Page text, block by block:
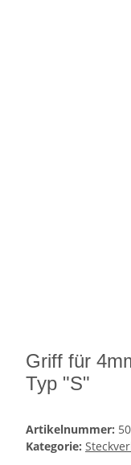
Griff für
Typ "S"
Artikelnummer:
Kategorie: